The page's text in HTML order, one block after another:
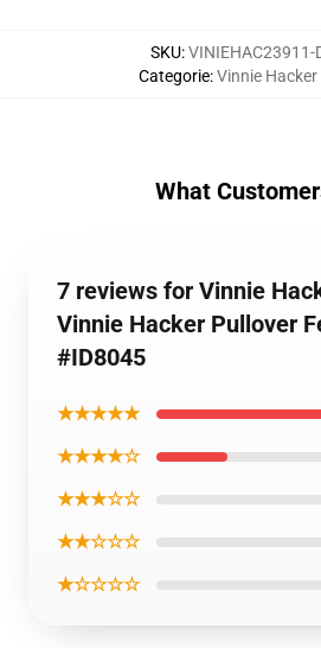
SKU:VINIEHAC23911-
Categorie:Vinnie
What
7 reviews for Vinnie
Vinnie Hacker Pullover
#ID8045
★★★★★
★★★★☆
★★★☆☆
★★☆☆☆
★☆☆☆☆